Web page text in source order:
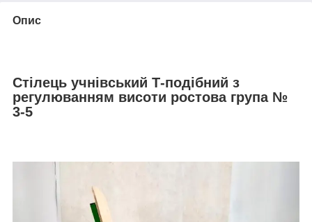
Опис
Стілець учнівський Т-подібний з
регулюванням висоти ростова група №
3-5